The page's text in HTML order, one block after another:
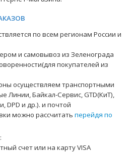
по всем регионам России и
и самовывоз из Зеленограда
покупателей из
осуществляем транспортными
Линии, Байкал-Сервис, GTD(КиТ),
DPD и др.). и почтой
можно рассчитать перейдя по
счет или на карту VISA